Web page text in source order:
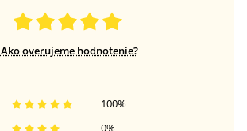
Ako overujeme hodnotenie?
0%
100%